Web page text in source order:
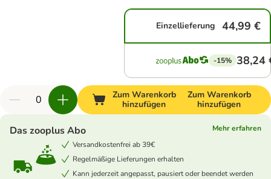
Einzellieferung 44,99 €
-15% 38,24
Zum Warenkorb
hinzufügen
Zum Warenkorb
hinzufügen
Das zooplus Abo
Mehr erfahren
Versandkostenfrei ab 39€
Regelmäßige Lieferungen erhalten
Kann jederzeit angepasst, pausiert oder beendet werden